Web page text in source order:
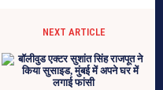
NEXT ARTICLE